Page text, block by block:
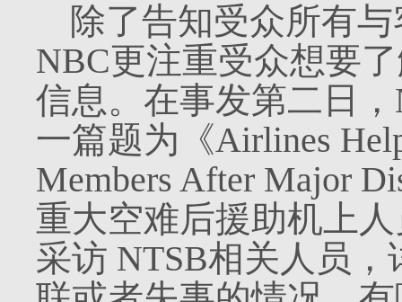
除了告知受众所有
NBC更注重受众想要
信息。在事发第二日，
一篇题为《Airlines
Members After Major
重大空难后援助机上
采访 NTSB相关人员，